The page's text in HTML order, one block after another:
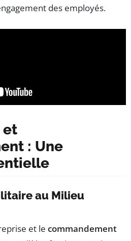
des employés.
et
: Une
au Milieu
et le commandement